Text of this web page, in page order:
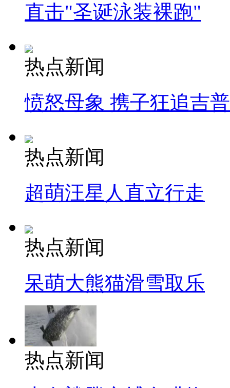
直击"圣诞泳装裸跑"
热点新闻
愤怒母象 携子狂追吉
热点新闻
超萌汪星人直立行走
热点新闻
呆萌大熊猫滑雪取乐
热点新闻